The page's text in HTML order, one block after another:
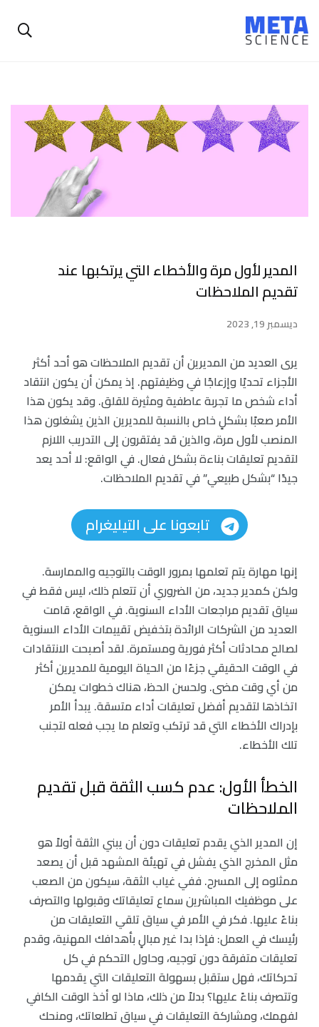
المدير لأول مرة والأخطاء التي يرتكبها عند
تقديم الملاحظات
ديسمبر 19, 2023
يرى العديد من المديرين أن تقديم الملاحظات هو أحد أكثر
الأجزاء تحديًا وإزعاجًا في وظيفتهم. إذ يمكن أن يكون انتقاد
أداء شخص ما تجربة عاطفية ومثيرة للقلق. وقد يكون هذا
الأمر صعبًا بشكلٍ خاص بالنسبة للمديرين الذين يشغلون هذا
المنصب لأول مرة، والذين قد يفتقرون إلى التدريب اللازم
لتقديم تعليقات بناءة بشكل فعال. في الواقع: لا أحد يعد
جيدًا “بشكل طبيعي” في تقديم الملاحظات.
تابعونا على التيليغرام
إنها مهارة يتم تعلمها بمرور الوقت بالتوجيه والممارسة.
ولكن كمدير جديد، من الضروري أن تتعلم ذلك، ليس فقط في
سياق تقديم مراجعات الأداء السنوية. في الواقع، قامت
العديد من الشركات الرائدة بتخفيض تقييمات الأداء السنوية
لصالح محادثات أكثر فورية ومستمرة. لقد أصبحت الانتقادات
في الوقت الحقيقي جزءًا من الحياة اليومية للمديرين أكثر
من أي وقت مضى. ولحسن الحظ، هناك خطوات يمكن
اتخاذها لتقديم أفضل تعليقات أداء متسقة. يبدأ الأمر
بإدراك الأخطاء التي قد ترتكب وتعلم ما يجب فعله لتجنب
تلك الأخطاء.
الخطأ الأول: عدم كسب الثقة قبل تقديم
الملاحظات
إن المدير الذي يقدم تعليقات دون أن يبني الثقة أولاً هو
مثل المخرج الذي يفشل في تهيئة المشهد قبل أن يصعد
ممثلوه إلى المسرح. ففي غياب الثقة، سيكون من الصعب
على موظفيك المباشرين سماع تعليقاتك وقبولها والتصرف
بناءً عليها. فكر في الأمر في سياق تلقي التعليقات من
رئيسك في العمل: فإذا بدا غير مبالٍ بأهدافك المهنية، وقدم
تعليقات متفرقة دون توجيه، وحاول التحكم في كل
تحركاتك، فهل ستقبل بسهولة التعليقات التي يقدمها
وتتصرف بناءً عليها؟ بدلاً من ذلك، ماذا لو أخذ الوقت الكافي
لفهمك، ومشاركة التعليقات في سياق تطلعاتك، ومنحك